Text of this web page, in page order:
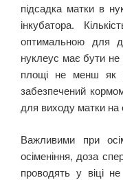
підсадка матки в
інкубатора.
оптимальною для
нуклеус має бути не
площі не менш як
забезпечений
для виходу матки на
Важливими при
осіменіння, доза
проводять у віці